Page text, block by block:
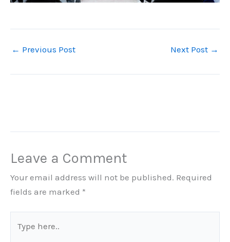
← Previous Post Next Post →
Leave a Comment
Your email address will not be published. Required
fields are marked *
here..